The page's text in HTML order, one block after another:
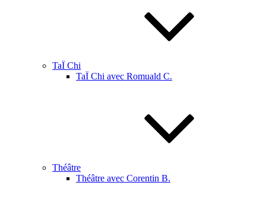
TaÏ Chi
TaÏ Chi avec Romuald C.
Théâtre
Théâtre avec Corentin B.